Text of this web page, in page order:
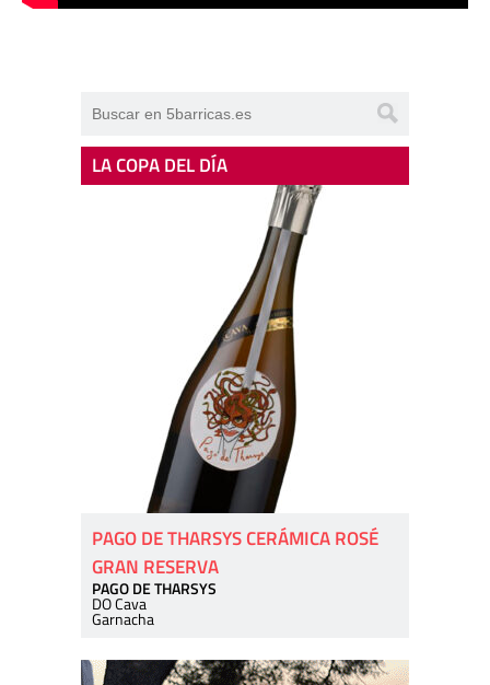
LA COPA DEL DÍA
PAGO DE THARSYS CERÁMICA ROSÉ
GRAN RESERVA
PAGO DE THARSYS
DO Cava
Garnacha